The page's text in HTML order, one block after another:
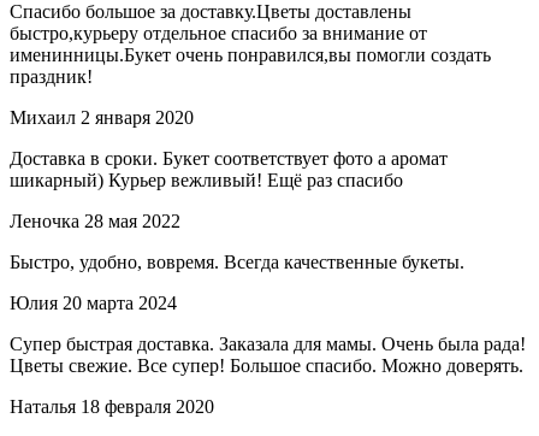
Спасибо большое за доставку.Цветы доставлены
быстро,курьеру отдельное спасибо за внимание от
именинницы.Букет очень понравился,вы помогли создать
праздник!
Михаил 2 января 2020
Доставка в сроки. Букет соответствует фото а аромат
шикарный) Курьер вежливый! Ещё раз спасибо
Леночка 28 мая 2022
Быстро, удобно, вовремя. Всегда качественные букеты.
Юлия 20 марта 2024
Супер быстрая доставка. Заказала для мамы. Очень была рада!
Цветы свежие. Все супер! Большое спасибо. Можно доверять.
Наталья 18 февраля 2020